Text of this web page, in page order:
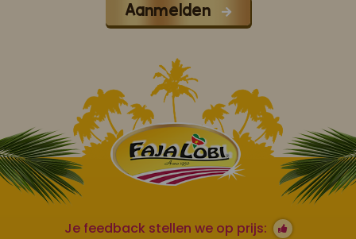
Aanmelden
Je feedback stellen we op prijs: